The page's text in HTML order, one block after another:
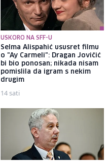
USKORO NA SFF-U
Selma Alispahić ususret filmu
o "Ay Carmeli": Dragan Jovičić
bi bio ponosan; nikada nisam
pomislila da igram s nekim
drugim
14 sati